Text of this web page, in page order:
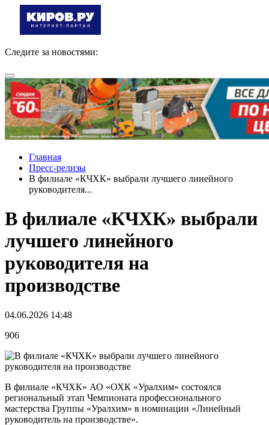
Следите за новостями:
Главная
Пресс-релизы
В филиале «КЧХК» выбрали лучшего линейного
руководителя...
В филиале «КЧХК» выбрали
лучшего линейного
руководителя на
производстве
04.06.2026 14:48
906
В филиале «КЧХК» АО «ОХК «Уралхим» состоялся
региональный этап Чемпионата профессионального
мастерства Группы «Уралхим» в номинации «Линейный
руководитель на производстве».